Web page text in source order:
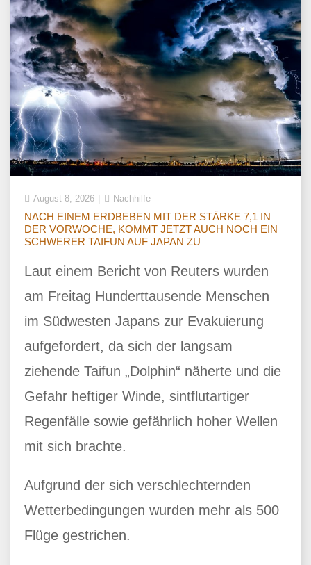
August 8, 2026 Nachhilfe
NACH EINEM ERDBEBEN MIT DER STÄRKE 7,1 IN
DER VORWOCHE, KOMMT JETZT AUCH NOCH EIN
SCHWERER TAIFUN AUF JAPAN ZU
Laut einem Bericht von Reuters wurden
am Freitag Hunderttausende Menschen
im Südwesten Japans zur Evakuierung
aufgefordert, da sich der langsam
ziehende Taifun „Dolphin“ näherte und die
Gefahr heftiger Winde, sintflutartiger
Regenfälle sowie gefährlich hoher Wellen
mit sich brachte.
Aufgrund der sich verschlechternden
Wetterbedingungen wurden mehr als 500
Flüge gestrichen.